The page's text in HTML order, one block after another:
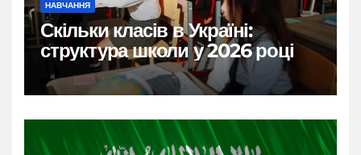
НАВЧАННЯ
Скільки класів в Україні:
структура школи у 2026 році